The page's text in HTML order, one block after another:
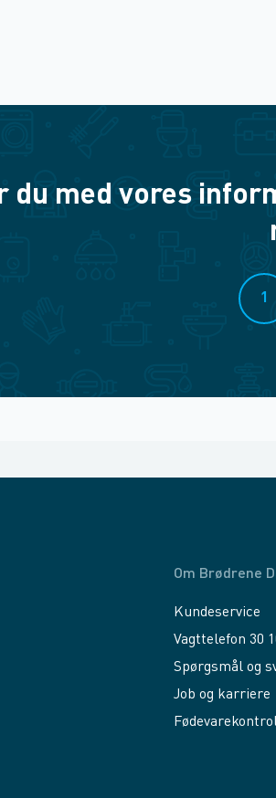
du med vores
1
Om Brødrene
Kundeservice
Vagttelefon 30
Spørgsmål og
Job og karriere